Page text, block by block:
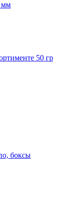
мм
50 гр
боксы